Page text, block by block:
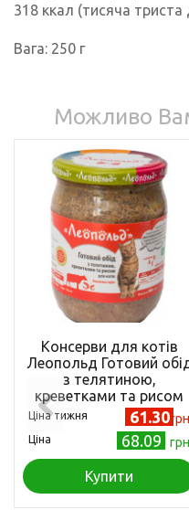
318 ккал (тисяча
Вага: 250 г
Можливо
Консерви для котів
Леопольд Готовий
з телятиною,
креветками та рисом
500г (4820185491655)
Ціна тижня 61.30 грн
Ціна 68.09 грн
Купити